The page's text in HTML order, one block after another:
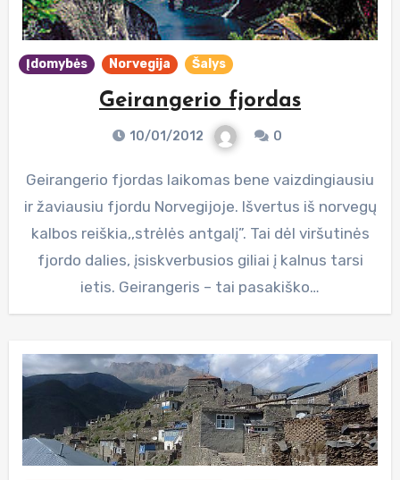
Įdomybės Norvegija Šalys
Geirangerio fjordas
10/01/2012 0
Geirangerio fjordas laikomas bene vaizdingiausiu
ir žaviausiu fjordu Norvegijoje. Išvertus iš norvegų
kalbos reiškia,,strėlės antgalį”. Tai dėl viršutinės
fjordo dalies, įsiskverbusios giliai į kalnus tarsi
ietis. Geirangeris – tai pasakiško…